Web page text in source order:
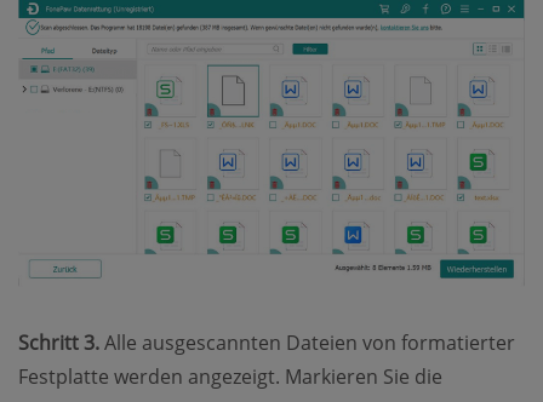
Schritt 3.Alle ausgescannten Dateien von formatierter
Festplatte werden angezeigt. Markieren Sie die